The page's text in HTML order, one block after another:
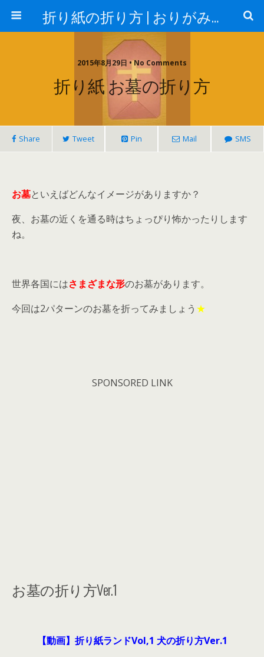
折り紙の折り方 | おりがみランド
2015年8月29日 • No Comments
折り紙 お墓の折り方
Share Tweet Pin Mail SMS
お墓といえばどんなイメージがありますか？
夜、お墓の近くを通る時はちょっぴり怖かったりします
ね。
世界各国にはさまざまな形のお墓があります。
今回は2パターンのお墓を折ってみましょう ★
SPONSORED LINK
お墓の折り方Ver.1
【動画】折り紙ランドVol,1 犬の折り方Ver.1